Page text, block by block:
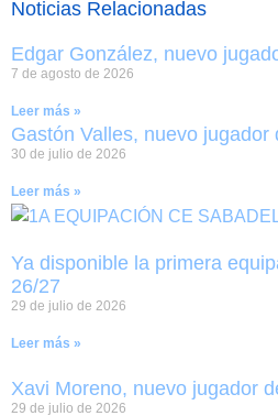
Noticias Relacionadas
Edgar González, nuevo
7 de agosto de 2026
Leer más »
Gastón Valles, nuevo jugador
30 de julio de 2026
Leer más »
Ya disponible la primera
26/27
29 de julio de 2026
Leer más »
Xavi Moreno, nuevo jugador
29 de julio de 2026